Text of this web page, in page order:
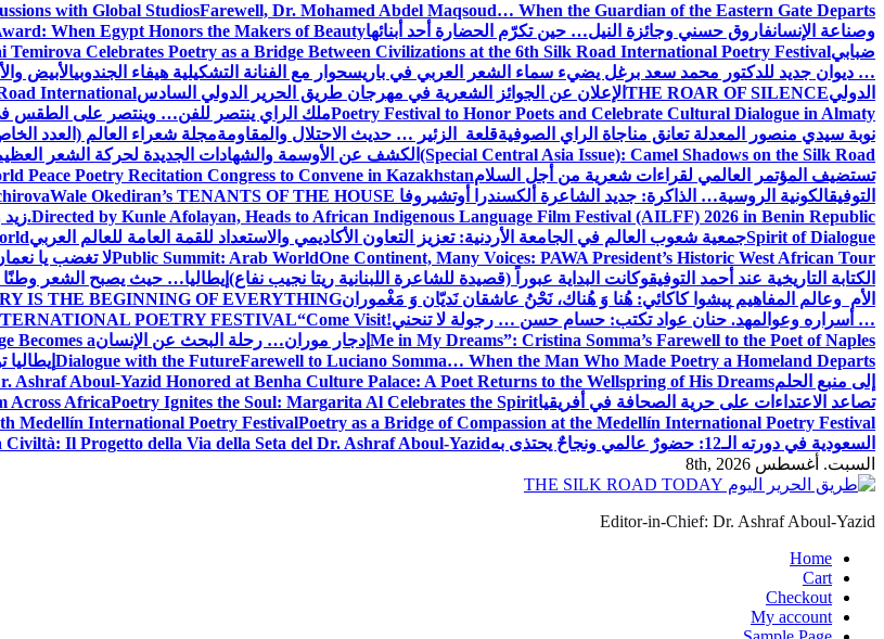
with Global StudiosFarewell, Dr. Mohamed Abdel Maqsoud… When the Guardian of the Eastern Gate Departs
وصناعة الإنسانفاروق حسني وجائزة النيل… حين تكرّم الحضارة أحد أبنائهاWhen Egypt Honors the Makers of Beauty
ضبابيTemirova Celebrates Poetry as a Bridge Between Civilizations at the 6th Silk Road International Poetry Festival
… ديوان جديد للدكتور محمد سعد برغل يضيء سماء الشعر العربي في باريسحوار مع الفنانة التشكيلية هيفاء الجندوبيالأبيض
الدوليTHE ROAR OF SILENCE الإعلان عن الجوائز الشعرية في مهرجان طريق الحرير الدولي السادسInternational
Poetry Festival to Honor Poets and Celebrate Cultural Dialogue in Almatyملك الراي ينتصر للفن… وينتصر على الطقس
نوبة سيدي منصور المعدلة تعانق مناجاة الراي الصوفيةقلعة الزئير … حديث الاحتلال والمقاومةمجلة شعراء العالم (العدد
(Special Central Asia Issue): Camel Shadows on the Silk Road الكشف عن الأوسمة والشهادات الجديدة لحركة الشعر
تستضيف المؤتمر العالمي لقراءات شعرية من أجل السلامPeace Poetry Recitation Congress to Convene in Kazakhstan
التوفيقالكونية الروسية… الذاكرة: جديد الشاعرة ألكسندرا أوتشيروفا Wale Okediran’s TENANTS OF THE HOUSE
Directed by Kunle Afolayan, Heads to African Indigenous Language Film Festival (AILFF) 2026 in Benin Republic.
Spirit of Dialogueجمعية شعوب العالم في الجامعة الأردنية: تعزيز التعاون الأكاديمي والاستعداد للقمة العامة للعالم العربي
Public Summit: Arab WorldOne Continent, Many Voices: PAWA President’s Historic West African Tour لا تغضب يا
الكتابة التاريخية عند أحمد التوفيقوكانت البداية عبوراً (قصيدة للشاعرة اللبنانية ريتا نجيب نفاع) إيطاليا… حيث يصبح الشعر وطنًا |
الأم وعالم المفاهيم پیشوا کاکائي: هُنا وَ هُناك، نَحْنُ عاشقان نَديّان وَ مَغْمورانIS THE BEGINNING OF EVERYTHING
… أسراره وعوالمهد. حنان عواد تكتب: حسام حسن … رجولة لا تنحني! POETRY FESTIVAL“Come Visit
Me in My Dreams”: Cristina Somma’s Farewell to the Poet of Naples إدجار موران… رحلة البحث عن الإنسانBecomes a
Dialogue with the FutureFarewell to Luciano Somma… When the Man Who Made Poetry a Homeland Departs
إلى منبع الحلمAshraf Aboul-Yazid Honored at Benha Culture Palace: A Poet Returns to the Wellspring of His Dreams
تصاعد الاعتداءات على حرية الصحافة في أفريقيا
Across AfricaPoetry Ignites the Soul: Margarita Al Celebrates the Spirit
Medellín International Poetry FestivalPoetry as a Bridge of Compassion at the Medellín International Poetry Festival
السعودية في دورته الـ12: حضورٌ عالمي ونجاحٌ يحتذى به
Civiltà: Il Progetto della Via della Seta del Dr. Ashraf Aboul-Yazid
السبت. أغسطس 8th, 2026
Editor-in-Chief: Dr. Ashraf Aboul-Yazid
Home
Cart
Checkout
My account